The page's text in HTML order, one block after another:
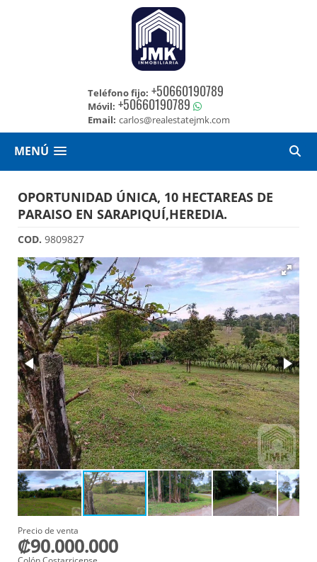
Teléfono fijo: +50660190789
Móvil: +50660190789
Email: carlos@realestatejmk.com
MENÚ
OPORTUNIDAD ÚNICA, 10 HECTAREAS DE
PARAISO EN SARAPIQUÍ,HEREDIA.
COD. 9809827
Precio de venta
₡90.000.000